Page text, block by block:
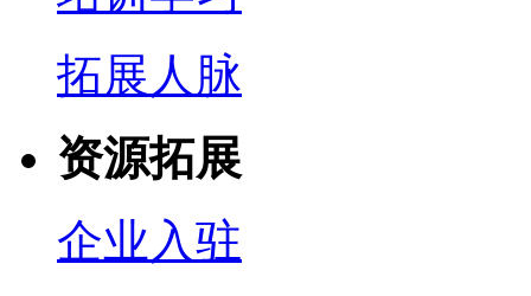
拓展人脉
资源拓展
企业入驻